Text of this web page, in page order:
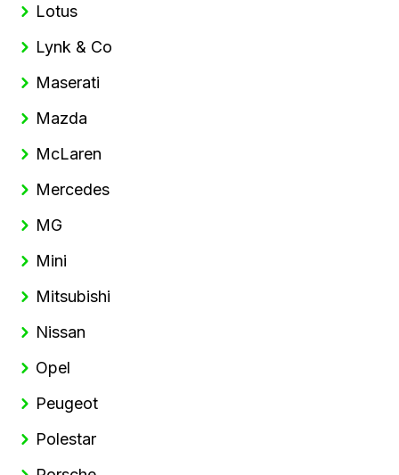
Lotus
Lynk & Co
Maserati
Mazda
McLaren
Mercedes
MG
Mini
Mitsubishi
Nissan
Opel
Peugeot
Polestar